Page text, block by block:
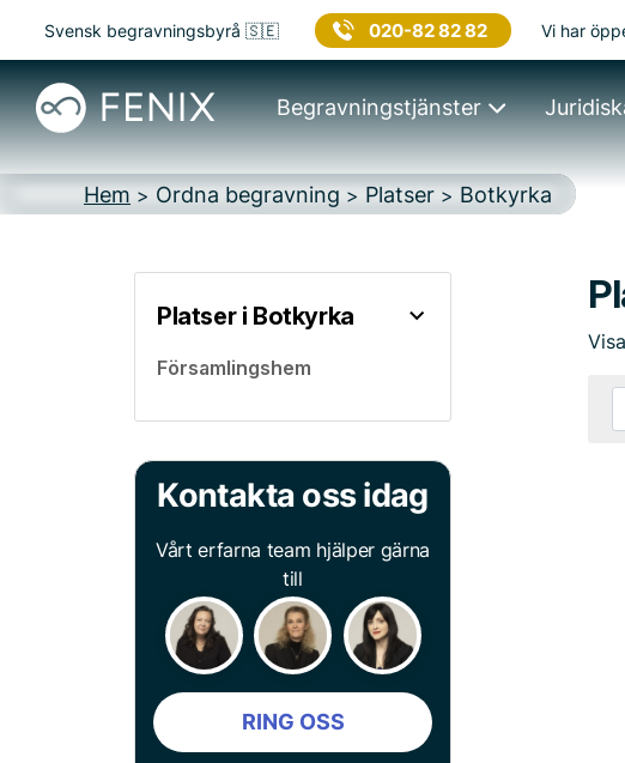
Svensk begravningsbyrå 🇸🇪 020-82 82 82 Vi har
Begravningstjänster
Hem > Ordna begravning > Platser > Botkyrka
Platser i Botkyrka
Församlingshem
Kontakta oss idag
Vårt erfarna team hjälper gärna
till
RING OSS